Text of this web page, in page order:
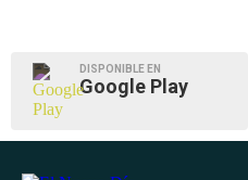
DISPONIBLE EN
Google Play